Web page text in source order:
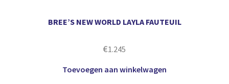
BREE’S NEW WORLD LAYLA FAUTEUIL
€1.245
Toevoegen aan winkelwagen